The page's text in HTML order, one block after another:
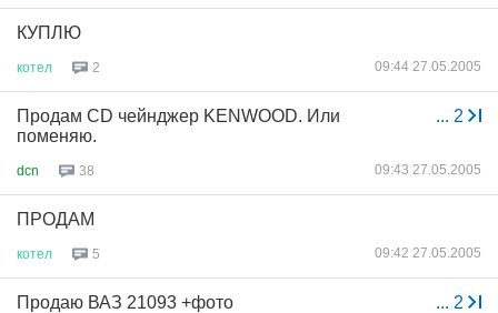
КУПЛЮ
котел 2 09:44 27.05.2005
... 2
Продам CD чейнджер KENWOOD. Или
поменяю.
dcn 38 09:43 27.05.2005
ПРОДАМ
котел 5 09:42 27.05.2005
... 2
Продаю ВАЗ 21093 +фото